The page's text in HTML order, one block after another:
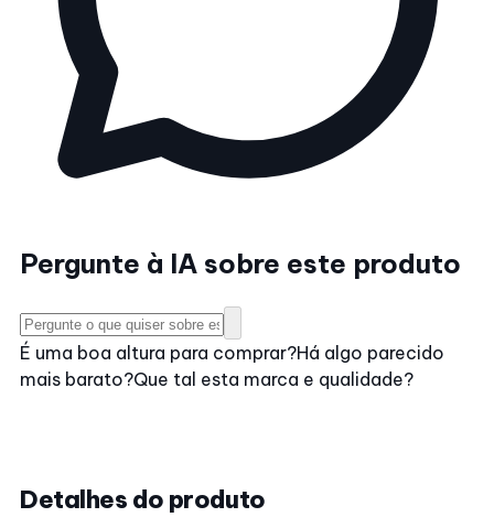
Pergunte à IA sobre este produto
É uma boa altura para comprar?Há algo parecido
mais barato?Que tal esta marca e qualidade?
Detalhes do produto